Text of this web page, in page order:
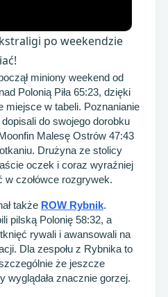
po weekendzie
miniony weekend od
Polonią Piła 65:23, dzięki
miejsce w tabeli. Poznanianie
do swojego dorobku
Malesę Ostrów 47:43
Drużyna ze stolicy
oczek i coraz wyraźniej
czołówce rozgrywek.
także ROW Rybnik.
pilską Polonię 58:32, a
rywali i awansowali na
Dla zespołu z Rybnika to
że jeszcze
wyglądała znacznie gorzej.